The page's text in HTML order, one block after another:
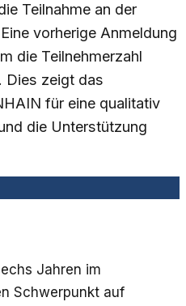
Teilnahme an der
vorherige Anmeldung
die Teilnehmerzahl
Dies zeigt das
für eine qualitativ
die Unterstützung
Jahren im
Schwerpunkt auf